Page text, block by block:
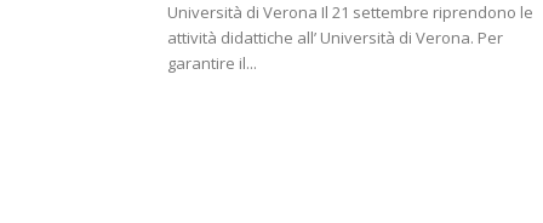
Università di Verona Il 21 settembre riprendono le
attività didattiche all’ Università di Verona. Per
garantire il...